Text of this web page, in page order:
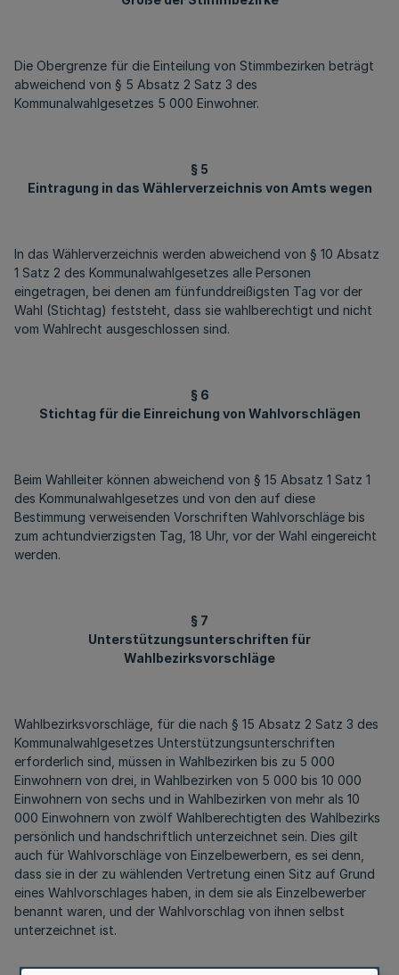
Die Obergrenze für die Einteilung von Stimmbezirken beträgt
abweichend von § 5 Absatz 2 Satz 3 des
Kommunalwahlgesetzes 5 000 Einwohner.
§ 5
Eintragung in das Wählerverzeichnis von Amts wegen
In das Wählerverzeichnis werden abweichend von § 10 Absatz
1 Satz 2 des Kommunalwahlgesetzes alle Personen
eingetragen, bei denen am fünfunddreißigsten Tag vor der
Wahl (Stichtag) feststeht, dass sie wahlberechtigt und nicht
vom Wahlrecht ausgeschlossen sind.
§ 6
Stichtag für die Einreichung von Wahlvorschlägen
Beim Wahlleiter können abweichend von § 15 Absatz 1 Satz 1
des Kommunalwahlgesetzes und von den auf diese
Bestimmung verweisenden Vorschriften Wahlvorschläge bis
zum achtundvierzigsten Tag, 18 Uhr, vor der Wahl eingereicht
werden.
§ 7
Unterstützungsunterschriften für
Wahlbezirksvorschläge
Wahlbezirksvorschläge, für die nach § 15 Absatz 2 Satz 3 des
Kommunalwahlgesetzes Unterstützungsunterschriften
erforderlich sind, müssen in Wahlbezirken bis zu 5 000
Einwohnern von drei, in Wahlbezirken von 5 000 bis 10 000
Einwohnern von sechs und in Wahlbezirken von mehr als 10
000 Einwohnern von zwölf Wahlberechtigten des Wahlbezirks
persönlich und handschriftlich unterzeichnet sein. Dies gilt
auch für Wahlvorschläge von Einzelbewerbern, es sei denn,
dass sie in der zu wählenden Vertretung einen Sitz auf Grund
eines Wahlvorschlages haben, in dem sie als Einzelbewerber
benannt waren, und der Wahlvorschlag von ihnen selbst
unterzeichnet ist.